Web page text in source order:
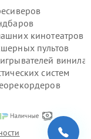
кинотеатров
пультов
винила
систем